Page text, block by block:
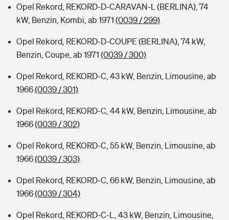
Opel Rekord, REKORD-D-CARAVAN-L (BERLINA), 74
kW, Benzin, Kombi, ab 1971 (0039 / 299)
Opel Rekord, REKORD-D-COUPE (BERLINA), 74 kW,
Benzin, Coupe, ab 1971 (0039 / 300)
Opel Rekord, REKORD-C, 43 kW, Benzin, Limousine, ab
1966(0039 / 301)
Opel Rekord, REKORD-C, 44 kW, Benzin, Limousine, ab
1966(0039 / 302)
Opel Rekord, REKORD-C, 55 kW, Benzin, Limousine, ab
1966(0039 / 303)
Opel Rekord, REKORD-C, 66 kW, Benzin, Limousine, ab
1966(0039 / 304)
Opel Rekord, REKORD-C-L, 43 kW, Benzin, Limousine,